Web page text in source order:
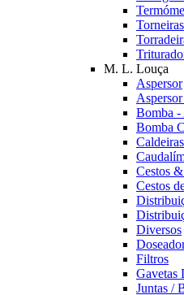
Torneiras
M. L. Louça
Aspersor
Bomba -
Bomba
Cestos
Cestos
Diversos
Filtros
Gavetas
Juntas /